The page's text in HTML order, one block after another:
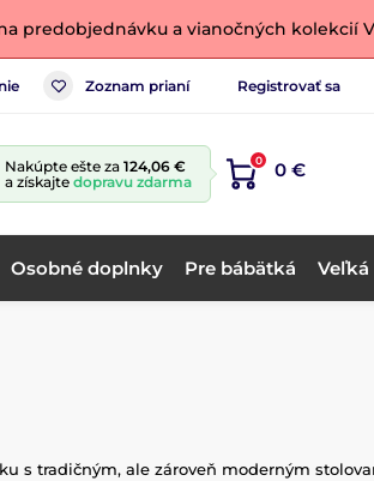
predobjednávku a vianočných kolekcií
Zoznam prianí Registrovať sa
Nakúpte ešte za 124,06 €
a získajte dopravu zdarma
0 0 €
Osobné doplnky Pre bábätká Veľká
s tradičným, ale zároveň moderným